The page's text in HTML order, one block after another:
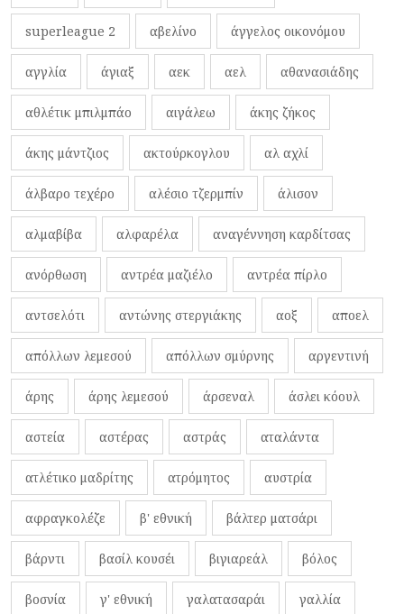
superleague 2 αβελίνο άγγελος οικονόμου
αγγλία άγιαξ αεκ αελ αθανασιάδης
αθλέτικ μπιλμπάο αιγάλεω άκης ζήκος
άκης μάντζιος ακτούρκογλου αλ αχλί
άλβαρο τεχέρο αλέσιο τζερμπίν άλισον
αλμαβίβα αλφαρέλα αναγέννηση καρδίτσας
ανόρθωση αντρέα μαζιέλο αντρέα πίρλο
αντσελότι αντώνης στεργιάκης αοξ αποελ
απόλλων λεμεσού απόλλων σμύρνης αργεντινή
άρης άρης λεμεσού άρσεναλ άσλει κόουλ
αστεία αστέρας αστράς αταλάντα
ατλέτικο μαδρίτης ατρόμητος αυστρία
αφραγκολέζε β' εθνική βάλτερ ματσάρι
βάρντι βασίλ κουσέι βιγιαρεάλ βόλος
βοσνία γ' εθνική γαλατασαράι γαλλία